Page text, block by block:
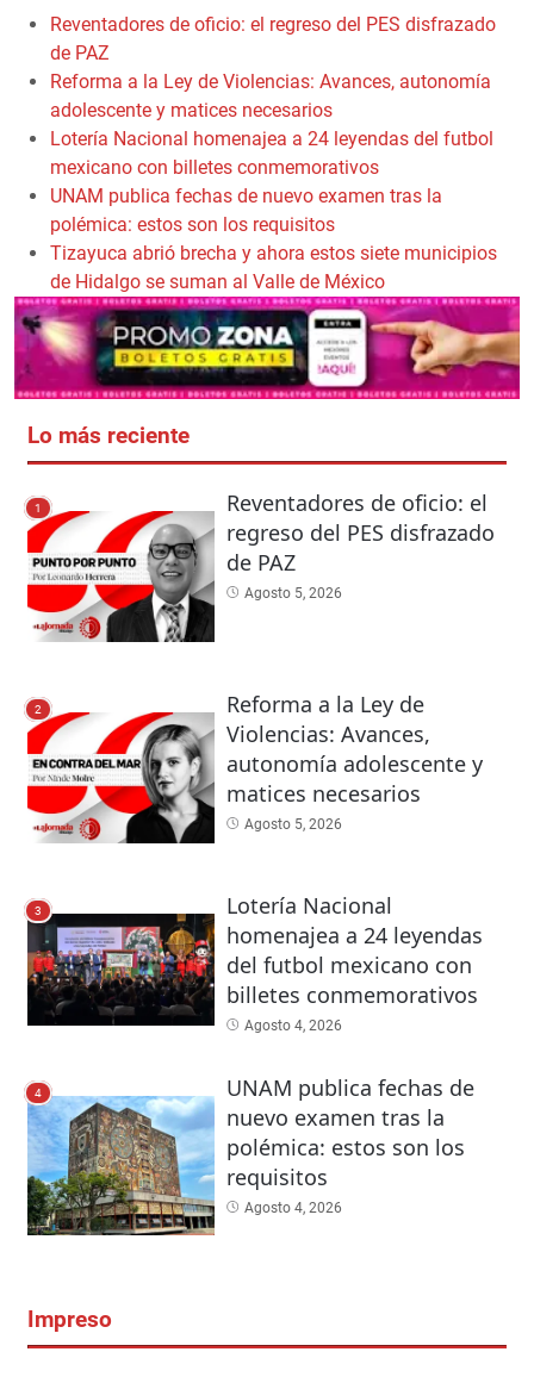
Reventadores de oficio: el regreso del PES disfrazado
de PAZ
Reforma a la Ley de Violencias: Avances, autonomía
adolescente y matices necesarios
Lotería Nacional homenajea a 24 leyendas del futbol
mexicano con billetes conmemorativos
UNAM publica fechas de nuevo examen tras la
polémica: estos son los requisitos
Tizayuca abrió brecha y ahora estos siete municipios
de Hidalgo se suman al Valle de México
Lo más reciente
1
Reventadores de oficio: el
regreso del PES disfrazado
de PAZ
Agosto 5, 2026
2
Reforma a la Ley de
Violencias: Avances,
autonomía adolescente y
matices necesarios
Agosto 5, 2026
3
Lotería Nacional
homenajea a 24 leyendas
del futbol mexicano con
billetes conmemorativos
Agosto 4, 2026
4
UNAM publica fechas de
nuevo examen tras la
polémica: estos son los
requisitos
Agosto 4, 2026
Impreso